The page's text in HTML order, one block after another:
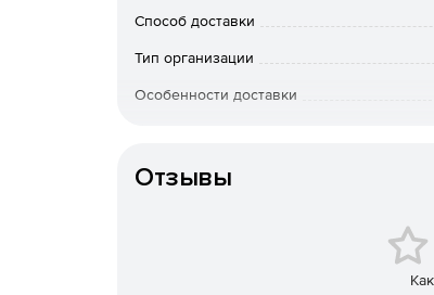
PDN Analyzer запускается из редактора
отображаются в 2D/3D виде, моделируя
продолжать анализ – не прерывая
Продукт предоставляет HTML-отчеты и
PDN Analyzer powered by CST может
Способ доставки
Тип организации
Особенности доставки
Отзывы